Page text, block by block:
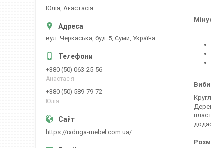
Юлія, Анастасія
вул. Черкаська, буд. 5, Суми, Україна
+380 (50) 063-25-56
Анастасія
+380 (50) 589-79-72
Юлія
https://raduga-mebel.com.ua/